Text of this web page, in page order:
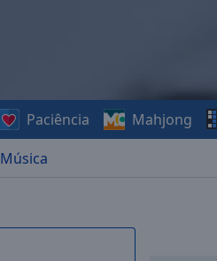
Música
Paciência Mahjong